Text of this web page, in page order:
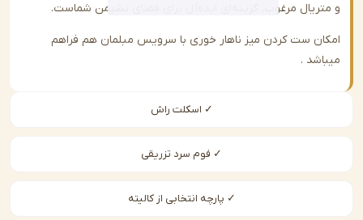
مرغوب، گزینه‌ای ایده‌آل برای فضای نشیمن شماست.
ست کردن میز ناهار خوری با سرویس مبلمان هم فراهم
✓ اسکلت راش
✓ فوم سرد تزریقی
✓ پارچه انتخابی از کالیته